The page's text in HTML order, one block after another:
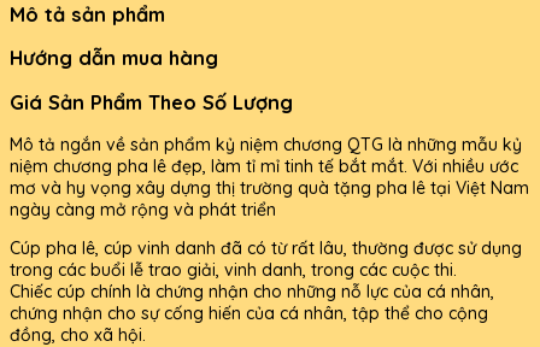
Mô tả sản phẩm
Hướng dẫn mua hàng
Giá Sản Phẩm Theo Số Lượng
Mô tả ngắn về sản phẩm kỷ niệm chương QTG là những mẫu kỷ
niệm chương pha lê đẹp, làm tỉ mỉ tinh tế bắt mắt. Với nhiều ước
mơ và hy vọng xây dựng thị trường quà tặng pha lê tại Việt Nam
ngày càng mở rộng và phát triển
Cúp pha lê, cúp vinh danh đã có từ rất lâu, thường được sử dụng
trong các buổi lễ trao giải, vinh danh, trong các cuộc thi.
Chiếc cúp chính là chứng nhận cho những nỗ lực của cá nhân,
chứng nhận cho sự cống hiến của cá nhân, tập thể cho cộng
đồng, cho xã hội.